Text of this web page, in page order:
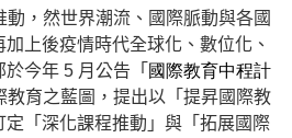
動，然世界潮流、國際脈動與各國
上後疫情時代全球化、數位化、
今年 5 月公告「 國際教育中程計
教育之藍圖，提出以「提昇國際教
定「深化課程推動」與「拓展國際